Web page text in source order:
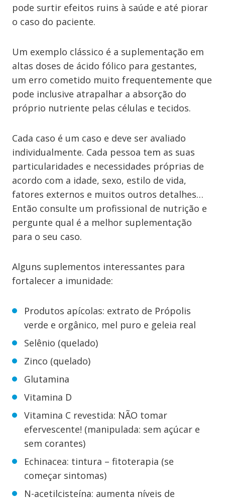
pode surtir efeitos ruins à saúde e até piorar
o caso do paciente.
Um exemplo clássico é a suplementação em
altas doses de ácido fólico para gestantes,
um erro cometido muito frequentemente que
pode inclusive atrapalhar a absorção do
próprio nutriente pelas células e tecidos.
Cada caso é um caso e deve ser avaliado
individualmente. Cada pessoa tem as suas
particularidades e necessidades próprias de
acordo com a idade, sexo, estilo de vida,
fatores externos e muitos outros detalhes…
Então consulte um profissional de nutrição e
pergunte qual é a melhor suplementação
para o seu caso.
Alguns suplementos interessantes para
fortalecer a imunidade:
Produtos apícolas: extrato de Própolis
verde e orgânico, mel puro e geleia real
Selênio (quelado)
Zinco (quelado)
Glutamina
Vitamina D
Vitamina C revestida: NÃO tomar
efervescente! (manipulada: sem açúcar e
sem corantes)
Echinacea: tintura – fitoterapia (se
começar sintomas)
N-acetilcisteína: aumenta níveis de